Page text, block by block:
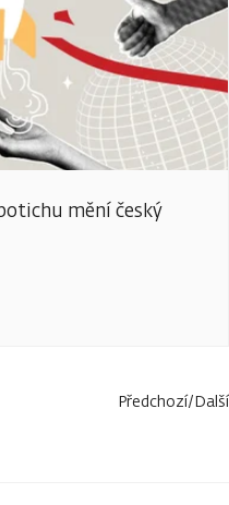
mění český
Předchozí/Další